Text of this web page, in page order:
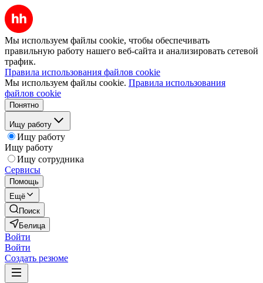
Мы используем файлы cookie, чтобы обеспечивать
правильную работу нашего веб-сайта и анализировать сетевой
трафик.
Правила использования файлов cookie
Мы используем файлы cookie. Правила использования
файлов cookie
Понятно
Ищу работу
Ищу работу
Ищу работу
Ищу сотрудника
Сервисы
Помощь
Ещё
Поиск
Белица
Войти
Войти
Создать резюме